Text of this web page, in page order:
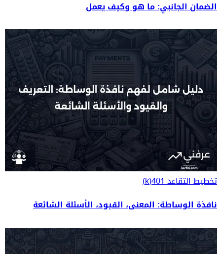
الضمان الجانبي: ما هو وكيف يعمل
تخطيط التقاعد401(k)
نافذة الوساطة: المعنى، القيود، الأسئلة الشائعة